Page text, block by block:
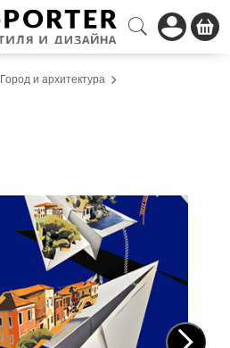
Город и архитектура
Nex